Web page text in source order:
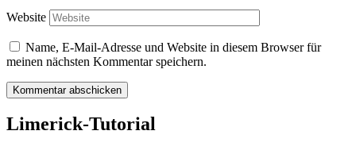
Website
Name, E-Mail-Adresse und Website in diesem Browser für
meinen nächsten Kommentar speichern.
Limerick-Tutorial